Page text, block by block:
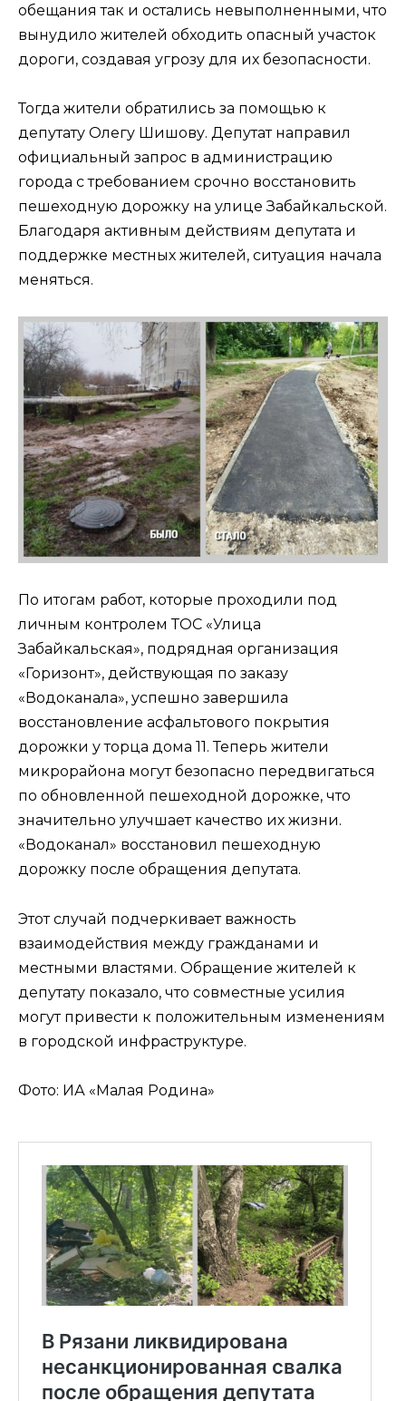
обещания так и остались невыполненными, что
вынудило жителей обходить опасный участок
дороги, создавая угрозу для их безопасности.
Тогда жители обратились за помощью к
депутату Олегу Шишову. Депутат направил
официальный запрос в администрацию
города с требованием срочно восстановить
пешеходную дорожку на улице Забайкальской.
Благодаря активным действиям депутата и
поддержке местных жителей, ситуация начала
меняться.
По итогам работ, которые проходили под
личным контролем ТОС «Улица
Забайкальская», подрядная организация
«Горизонт», действующая по заказу
«Водоканала», успешно завершила
восстановление асфальтового покрытия
дорожки у торца дома 11. Теперь жители
микрорайона могут безопасно передвигаться
по обновленной пешеходной дорожке, что
значительно улучшает качество их жизни.
«Водоканал» восстановил пешеходную
дорожку после обращения депутата.
Этот случай подчеркивает важность
взаимодействия между гражданами и
местными властями. Обращение жителей к
депутату показало, что совместные усилия
могут привести к положительным изменениям
в городской инфраструктуре.
Фото: ИА «Малая Родина»